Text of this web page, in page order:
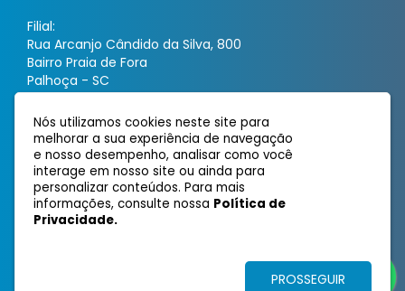
Filial:
Rua Arcanjo Cândido da Silva, 800
Bairro Praia de Fora
Palhoça - SC
ATENDIMENTO
reypel@reypelembalagem.com.br
(54) 3454-2426
(54) 9 9958-5633
Nós utilizamos cookies neste site para
melhorar a sua experiência de navegação
e nosso desempenho, analisar como você
interage em nosso site ou ainda para
personalizar conteúdos. Para mais
informações, consulte nossa Política de
Privacidade.
PROSSEGUIR